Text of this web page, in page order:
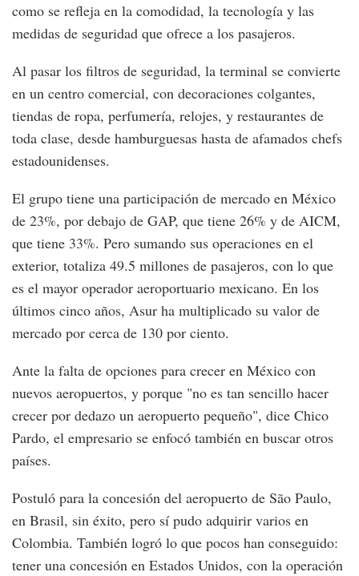
como se refleja en la comodidad, la tecnología y las
medidas de seguridad que ofrece a los pasajeros.
Al pasar los filtros de seguridad, la terminal se convierte
en un centro comercial, con decoraciones colgantes,
tiendas de ropa, perfumería, relojes, y restaurantes de
toda clase, desde hamburguesas hasta de afamados chefs
estadounidenses.
El grupo tiene una participación de mercado en México
de 23%, por debajo de GAP, que tiene 26% y de AICM,
que tiene 33%. Pero sumando sus operaciones en el
exterior, totaliza 49.5 millones de pasajeros, con lo que
es el mayor operador aeroportuario mexicano. En los
últimos cinco años, Asur ha multiplicado su valor de
mercado por cerca de 130 por ciento.
Ante la falta de opciones para crecer en México con
nuevos aeropuertos, y porque "no es tan sencillo hacer
crecer por dedazo un aeropuerto pequeño", dice Chico
Pardo, el empresario se enfocó también en buscar otros
países.
Postuló para la concesión del aeropuerto de São Paulo,
en Brasil, sin éxito, pero sí pudo adquirir varios en
Colombia. También logró lo que pocos han conseguido:
tener una concesión en Estados Unidos, con la operación